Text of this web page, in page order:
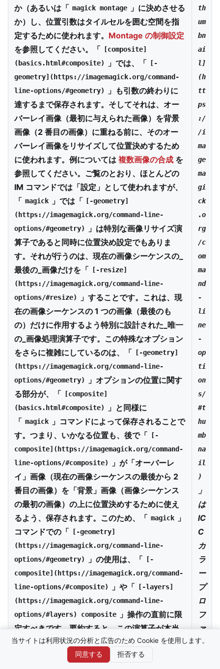
か（あるいは「 magick montage
」に決めさせる
か）し、位置引数はタイルセルを囲む空間を指
定するために使われます。 Montage の制御設定
を参照してください。「
[composite]
(basics.html#composite)
」では、「
[-
geometry](https://imagemagick.org/command-
line-options/#geometry)
」も引数の終わりに
達するまで保存されます。そしてそれは、オー
バーレイ画像（最初に与えられた画像）を背景
画像（2 番目の画像）に重ねる前に、そのオー
バーレイ画像をリサイズして位置決めするため
に使われます。例については 複数画像の合成 を
参照してください。ご覧のとおり、ほとんどの
IM コマンドでは「設定」として使われますが、
「 magick 」では「
[-geometry]
(https://imagemagick.org/command-line-
options/#geometry)
」は特別な画像リサイズ演
算子であると同時に位置決め設定でもありま
す。それが行うのは、現在の画像シーケンスの_
最後の_画像だけを「
[-resize]
(https://imagemagick.org/command-line-
options/#resize)
」することです。これは、現
在の画像シーケンスの 1 つの画像（最後のも
の）だけに作用するよう特別に設計された_唯一
の_画像処理演算子です。この特殊なオプション
をさらに複雑にしているのは、「
[-geometry]
(https://imagemagick.org/command-line-
options/#geometry)
」オプションの位置に関す
る部分が、「
[composite]
(basics.html#composite)
」と同様に
「 magick
」コマンドによって保存されることで
す。つまり、いかなる位置も、後で「
[-
composite](https://imagemagick.org/command-
line-options/#composite)
」が「オーバーレ
イ」画像（現在の画像シーケンスの最後から 2
番目の画像）を「背景」画像（画像シーケンス
の最初の画像）の上に位置決めするために使え
るよう、保存されます。このため、「 magick
」
コマンドでの「
[-geometry]
(https://imagemagick.org/command-line-
options/#geometry)
」の使用は、「
[-
composite](https://imagemagick.org/command-
line-options/#composite)
」や「
[-layers]
(https://imagemagick.org/command-line-
options/#layers) composite
」操作の直前に限
定すべきです。要約すると、この演算子が本当
に役立つのは、2 番目の画像を読み込むか作成
した後、それらの画像で何らかのアルファ合成
th
um
bn
ai
l]
(h
tt
ps
:/
/i
ma
ge
ma
gi
ck
.o
rg
/c
om
ma
nd
-
li
ne
-
op
ti
on
s/
#t
hu
mb
na
il
)
」
は
IC
C
カ
ラ
ー
プ
ロ
フ
ァ
イ
当サイトは利用状況の分析と広告のため Cookie を使用します。
同意する 拒否する